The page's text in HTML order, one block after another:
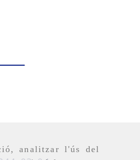
analitzar l'ús del